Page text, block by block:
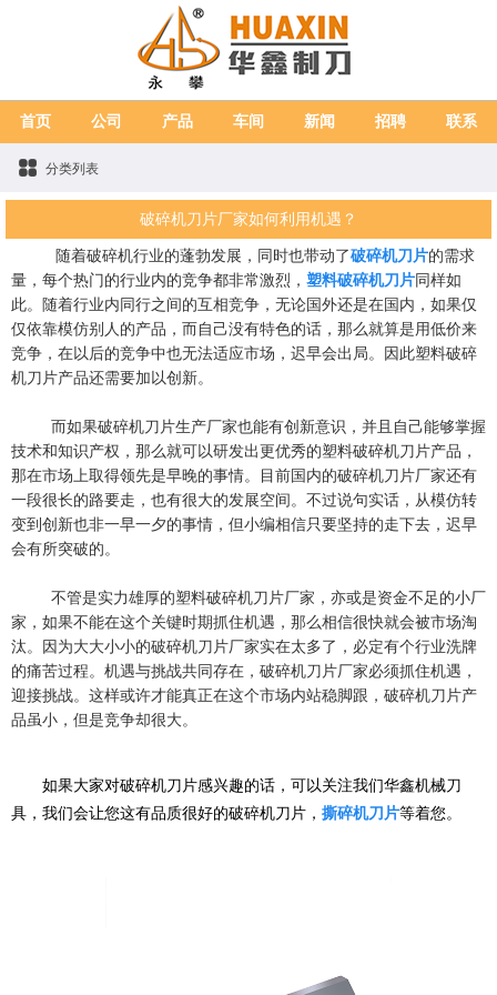
首页 公司 产品 车间 新闻 招聘 联系
分类列表
破碎机刀片厂家如何利用机遇？
随着破碎机行业的蓬勃发展，同时也带动了破碎机刀片的需求
量，每个热门的行业内的竞争都非常激烈， 塑料破碎机刀片 同样如
此。随着行业内同行之间的互相竞争，无论国外还是在国内，如果仅
仅依靠模仿别人的产品，而自己没有特色的话，那么就算是用低价来
竞争，在以后的竞争中也无法适应市场，迟早会出局。因此塑料破碎
机刀片产品还需要加以创新。
而如果破碎机刀片生产厂家也能有创新意识，并且自己能够掌握
技术和知识产权，那么就可以研发出更优秀的塑料破碎机刀片产品，
那在市场上取得领先是早晚的事情。目前国内的破碎机刀片厂家还有
一段很长的路要走，也有很大的发展空间。不过说句实话，从模仿转
变到创新也非一早一夕的事情，但小编相信只要坚持的走下去，迟早
会有所突破的。
不管是实力雄厚的塑料破碎机刀片厂家，亦或是资金不足的小厂
家，如果不能在这个关键时期抓住机遇，那么相信很快就会被市场淘
汰。因为大大小小的破碎机刀片厂家实在太多了，必定有个行业洗牌
的痛苦过程。机遇与挑战共同存在，破碎机刀片厂家必须抓住机遇，
迎接挑战。这样或许才能真正在这个市场内站稳脚跟，破碎机刀片产
品虽小，但是竞争却很大。
如果大家对破碎机刀片感兴趣的话，可以关注我们华鑫机械刀
具，我们会让您这有品质很好的破碎机刀片， 撕碎机刀片等着您。